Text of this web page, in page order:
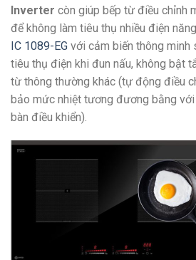
Inverter còn giúp bếp từ điều chỉnh
để không làm tiêu thụ nhiều điện
IC 1089-EG với cảm biến thông minh
tiêu thụ điện khi đun nấu, không bật
từ thông thường khác (tự động điều
bảo mức nhiệt tương đương bằng
bàn điều khiển).